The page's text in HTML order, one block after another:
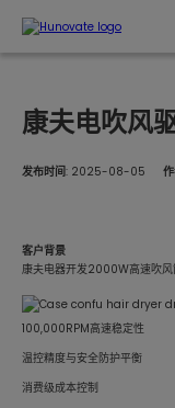
康夫电吹风
发布时间: 2025-08-05
客户背景
康夫电器开发2000W高速吹风
100,000RPM高速稳定性
温控精度与安全防护平衡
消费级成本控制